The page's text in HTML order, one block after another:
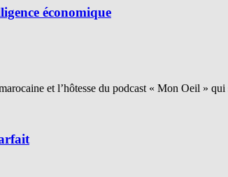
économique
et l’hôtesse du podcast « Mon Oeil »